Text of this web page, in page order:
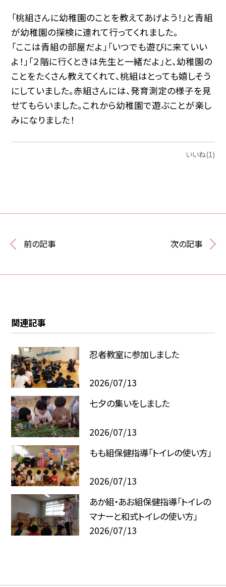
「桃組さんに幼稚園のことを教えてあげよう！」と青組
が幼稚園の探検に連れて行ってくれました。
「ここは青組の部屋だよ」「いつでも遊びに来ていい
よ！」「２階に行くときは先生と一緒だよ」と、幼稚園の
ことをたくさん教えてくれて、桃組はとっても嬉しそう
にしていました。赤組さんには、発育測定の様子を見
せてもらいました。これから幼稚園で遊ぶことが楽し
みになりました！
いいね(1)
前の記事 次の記事
関連記事
忍者教室に参加しました
2026/07/13
七夕の集いをしました
2026/07/13
もも組保健指導「トイレの使い方」
2026/07/13
あか組・あお組保健指導「トイレの
マナーと和式トイレの使い方」
2026/07/13